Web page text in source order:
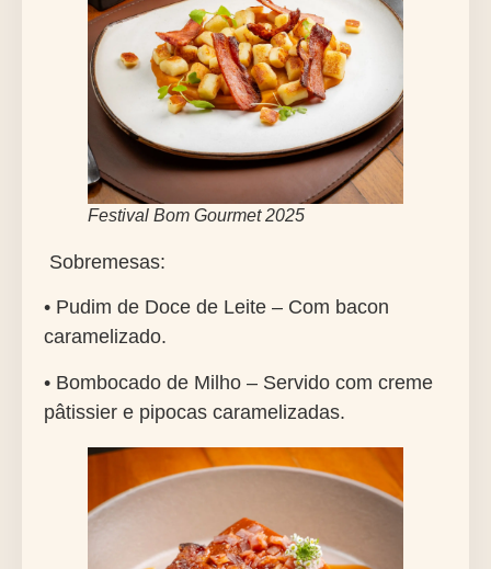
Festival Bom Gourmet 2025
Sobremesas:
• Pudim de Doce de Leite – Com bacon
caramelizado.
• Bombocado de Milho – Servido com creme
pâtissier e pipocas caramelizadas.